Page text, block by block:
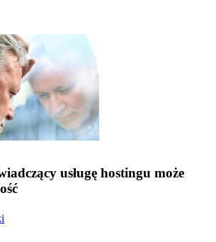
usługę hostingu może